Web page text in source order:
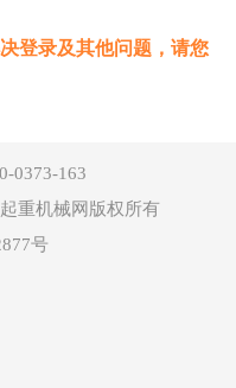
登录及其他问题，请您
0373-163
重机械网版权所有
号